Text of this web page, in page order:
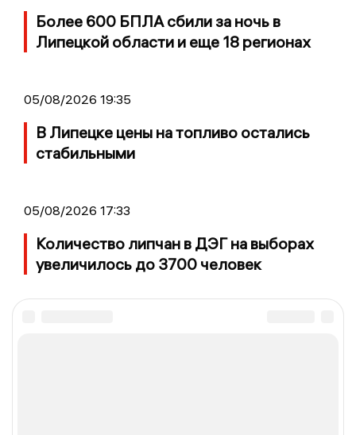
Более 600 БПЛА сбили за ночь в
Липецкой области и еще 18 регионах
05/08/2026 19:35
В Липецке цены на топливо остались
стабильными
05/08/2026 17:33
Количество липчан в ДЭГ на выборах
увеличилось до 3700 человек